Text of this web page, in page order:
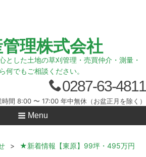
理株式会社
とした土地の草刈管理・売買仲介・測量・
何でもご相談ください。
0287-63-4811
時間 8:00 〜 17:00 年中無休（お盆正月を除く）
Menu
>
★新着情報【東原】99坪・495万円